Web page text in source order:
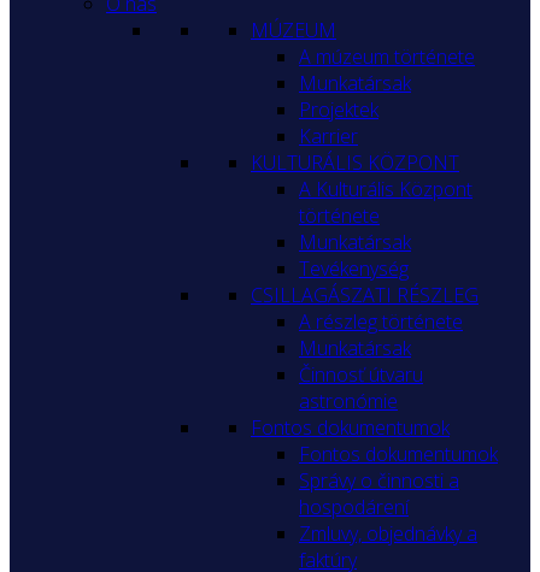
MÚZEUM
A múzeum története
Munkatársak
Projektek
Karrier
KULTURÁLIS KÖZPONT
A Kulturális Központ
története
Munkatársak
Tevékenység
CSILLAGÁSZATI RÉSZLEG
A részleg története
Munkatársak
Činnosť útvaru
astronómie
Fontos dokumentumok
Fontos dokumentumok
Správy o činnosti a
hospodárení
Zmluvy, objednávky a
faktúry